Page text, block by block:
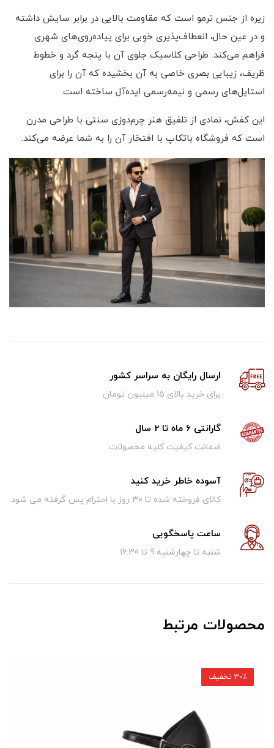
زیره از جنس ترمو است که مقاومت بالایی در برابر سایش داشته
و در عین حال، انعطاف‌پذیری خوبی برای پیاده‌روی‌های شهری
فراهم می‌کند. طراحی کلاسیک جلوی آن با پنجه گرد و خطوط
ظریف، زیبایی بصری خاصی به آن بخشیده که آن را برای
استایل‌های رسمی و نیمه‌رسمی ایده‌آل ساخته است.
این کفش، نمادی از تلفیق هنر چرم‌دوزی سنتی با طراحی مدرن
است که فروشگاه باتکاپ با افتخار آن را به شما عرضه می‌کند.
ارسال رایگان به سراسر کشور
برای خرید بالای ۱5 میلیون تومان
گارانتی 6 ماه تا 2 سال
ضمانت کیفیت کلیه محصولات
آسوده خاطر خرید کنید
کالای فروخته شده تا 30 روز با احترام پس گرفته می شود.
ساعت پاسخگویی
شنبه تا چهارشنبه 9 تا 16.30
محصولات مرتبط
30٪ تخفیف